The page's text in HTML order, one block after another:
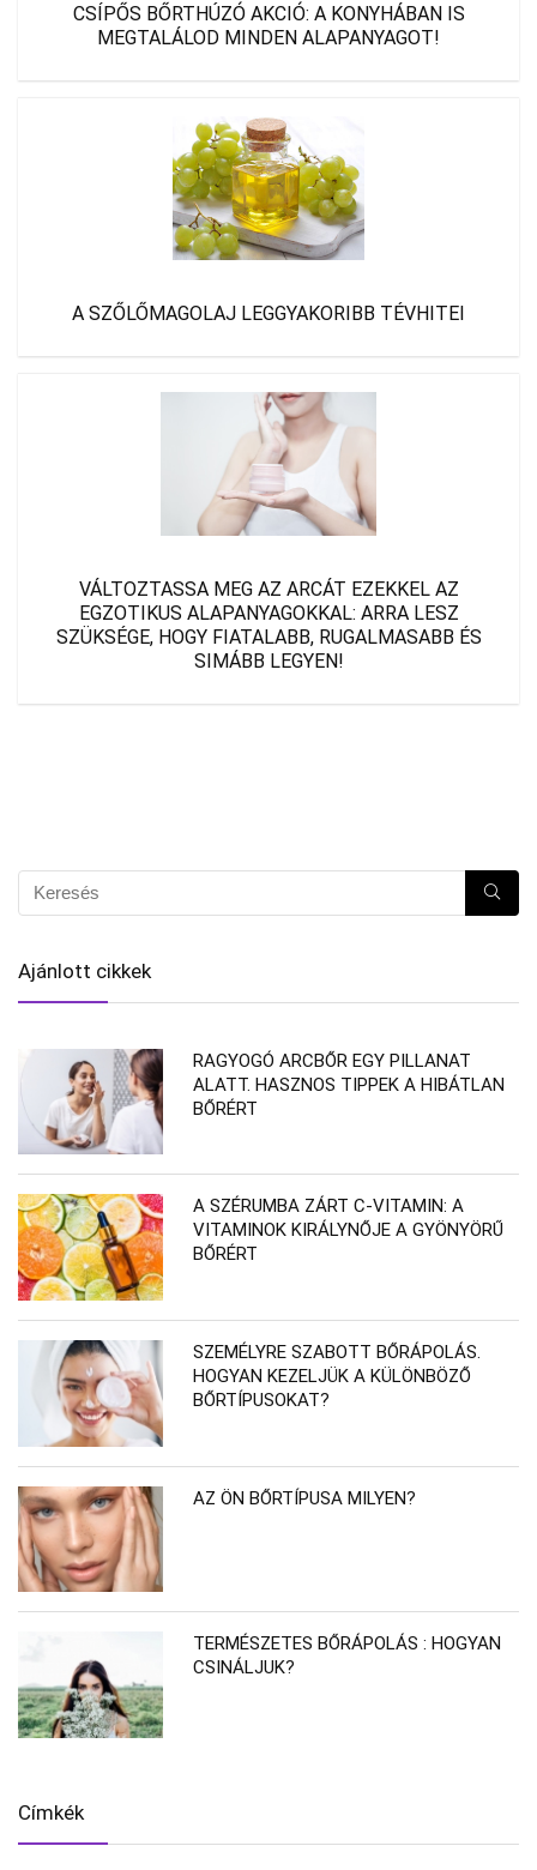
CSÍPŐS BŐRTHÚZÓ AKCIÓ: A KONYHÁBAN IS
MEGTALÁLOD MINDEN ALAPANYAGOT!
A SZŐLŐMAGOLAJ LEGGYAKORIBB TÉVHITEI
VÁLTOZTASSA MEG AZ ARCÁT EZEKKEL AZ
EGZOTIKUS ALAPANYAGOKKAL: ARRA LESZ
SZÜKSÉGE, HOGY FIATALABB, RUGALMASABB ÉS
SIMÁBB LEGYEN!
Ajánlott cikkek
RAGYOGÓ ARCBŐR EGY PILLANAT
ALATT. HASZNOS TIPPEK A HIBÁTLAN
BŐRÉRT
A SZÉRUMBA ZÁRT C-VITAMIN: A
VITAMINOK KIRÁLYNŐJE A GYÖNYÖRŰ
BŐRÉRT
SZEMÉLYRE SZABOTT BŐRÁPOLÁS.
HOGYAN KEZELJÜK A KÜLÖNBÖZŐ
BŐRTÍPUSOKAT?
AZ ÖN BŐRTÍPUSA MILYEN?
TERMÉSZETES BŐRÁPOLÁS : HOGYAN
CSINÁLJUK?
Címkék